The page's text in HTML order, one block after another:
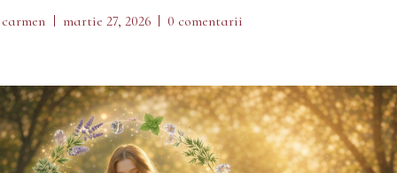
carmen martie 27, 2026 0 comentarii